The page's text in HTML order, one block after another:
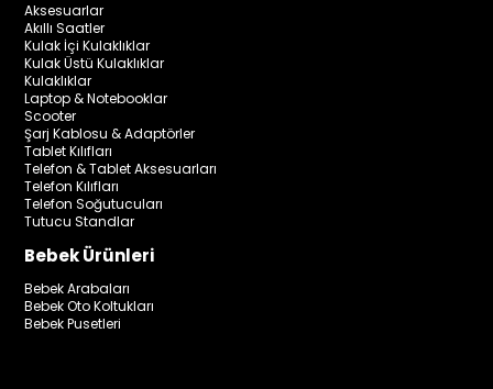
Aksesuarlar
Akıllı Saatler
Kulak İçi Kulaklıklar
Kulak Üstü Kulaklıklar
Kulaklıklar
Laptop & Notebooklar
Scooter
Şarj Kablosu & Adaptörler
Tablet Kılıfları
Telefon & Tablet Aksesuarları
Telefon Kılıfları
Telefon Soğutucuları
Tutucu Standlar
Bebek Ürünleri
Bebek Arabaları
Bebek Oto Koltukları
Bebek Pusetleri